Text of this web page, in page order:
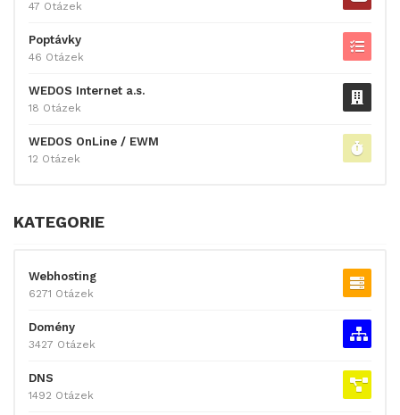
47 Otázek
Poptávky
46 Otázek
WEDOS Internet a.s.
18 Otázek
WEDOS OnLine / EWM
12 Otázek
KATEGORIE
Webhosting
6271 Otázek
Domény
3427 Otázek
DNS
1492 Otázek